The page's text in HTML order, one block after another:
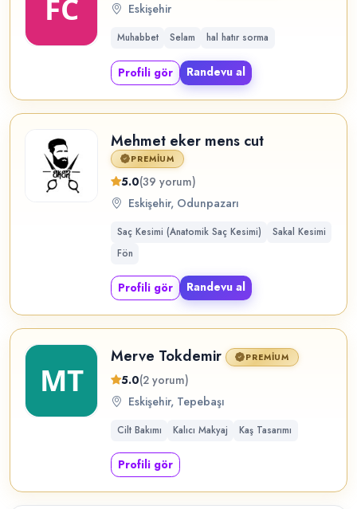
Eskişehir
Muhabbet Selam hal hatır sorma
Profili gör Randevu al
Mehmet eker mens cut
PREMIUM
5.0(39 yorum)
Eskişehir, Odunpazarı
Saç Kesimi (Anatomik Saç Kesimi)
Sakal Kesimi
Fön
Profili gör Randevu al
Merve Tokdemir PREMIUM
5.0(2 yorum)
Eskişehir, Tepebaşı
Cilt Bakımı Kalıcı Makyaj Kaş Tasarımı
Profili gör